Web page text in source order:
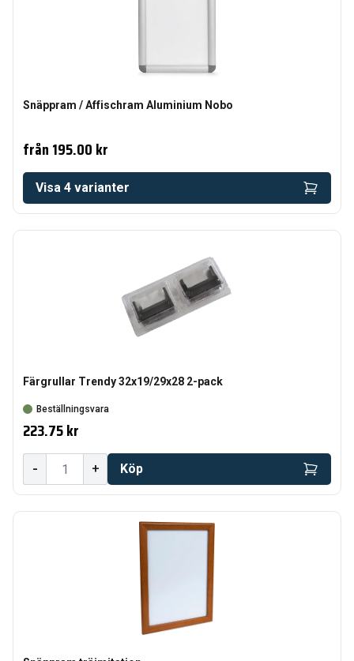
Snäppram / Affischram Aluminium Nobo
från195.00 kr
Visa 4 varianter
Färgrullar Trendy 32x19/29x28 2-pack
Beställningsvara
223.75 kr
- + Köp